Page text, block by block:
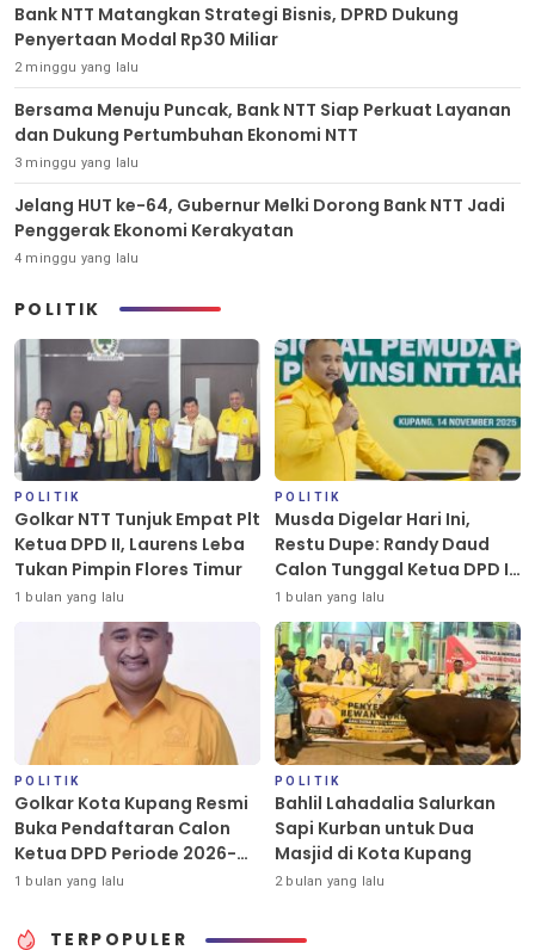
Bank NTT Matangkan Strategi Bisnis, DPRD Dukung
Penyertaan Modal Rp30 Miliar
2 minggu yang lalu
Bersama Menuju Puncak, Bank NTT Siap Perkuat Layanan
dan Dukung Pertumbuhan Ekonomi NTT
3 minggu yang lalu
Jelang HUT ke-64, Gubernur Melki Dorong Bank NTT Jadi
Penggerak Ekonomi Kerakyatan
4 minggu yang lalu
POLITIK
POLITIK
Golkar NTT Tunjuk Empat Plt
Ketua DPD II, Laurens Leba
Tukan Pimpin Flores Timur
1 bulan yang lalu
POLITIK
Musda Digelar Hari Ini,
Restu Dupe: Randy Daud
Calon Tunggal Ketua DPD II
Golkar Kota Kupang
1 bulan yang lalu
POLITIK
Golkar Kota Kupang Resmi
Buka Pendaftaran Calon
Ketua DPD Periode 2026-
2031
1 bulan yang lalu
POLITIK
Bahlil Lahadalia Salurkan
Sapi Kurban untuk Dua
Masjid di Kota Kupang
2 bulan yang lalu
TERPOPULER